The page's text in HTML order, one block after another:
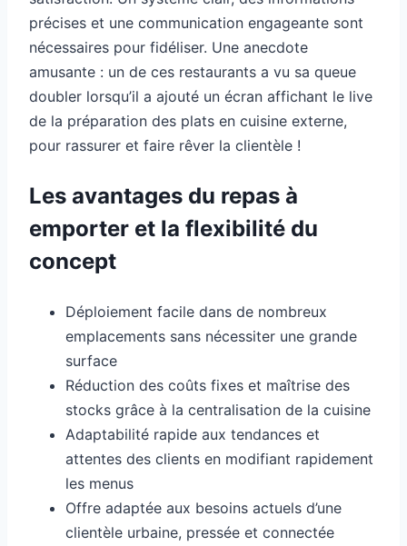
précises et une communication engageante sont
nécessaires pour fidéliser. Une anecdote
amusante : un de ces restaurants a vu sa queue
doubler lorsqu’il a ajouté un écran affichant le live
de la préparation des plats en cuisine externe,
pour rassurer et faire rêver la clientèle !
Les avantages du repas à
emporter et la flexibilité du
concept
Déploiement facile dans de nombreux
emplacements sans nécessiter une grande
surface
Réduction des coûts fixes et maîtrise des
stocks grâce à la centralisation de la cuisine
Adaptabilité rapide aux tendances et
attentes des clients en modifiant rapidement
les menus
Offre adaptée aux besoins actuels d’une
clientèle urbaine, pressée et connectée